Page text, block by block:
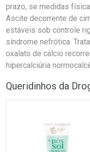
prazo, se medidas
Ascite decorrente de
estáveis sob controle
síndrome nefrótica.
oxalato de cálcio
hipercalciúria
Queridinhos da